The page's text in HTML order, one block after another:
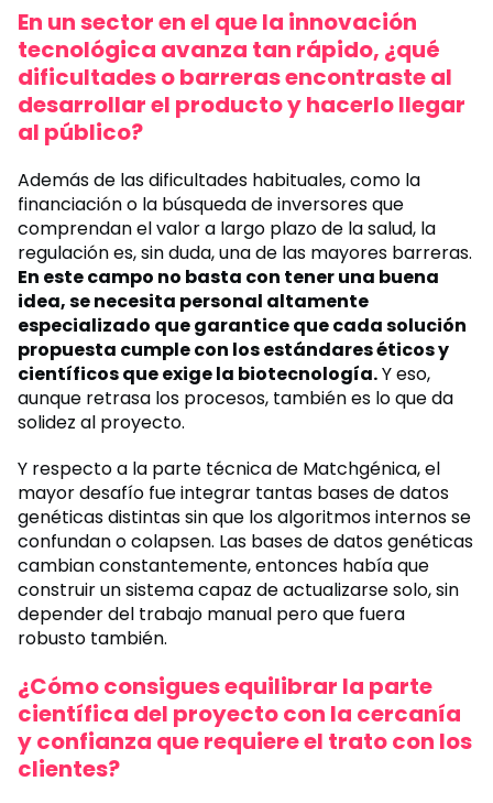
En un sector en el que la innovación
tecnológica avanza tan rápido, ¿qué
dificultades o barreras encontraste al
desarrollar el producto y hacerlo llegar
al público?
Además de las dificultades habituales, como la
financiación o la búsqueda de inversores que
comprendan el valor a largo plazo de la salud, la
regulación es, sin duda, una de las mayores barreras.
En este campo no basta con tener una buena
idea, se necesita personal altamente
especializado que garantice que cada solución
propuesta cumple con los estándares éticos y
científicos que exige la biotecnología.Y eso,
aunque retrasa los procesos, también es lo que da
solidez al proyecto.
Y respecto a la parte técnica de Matchgénica, el
mayor desafío fue integrar tantas bases de datos
genéticas distintas sin que los algoritmos internos se
confundan o colapsen. Las bases de datos genéticas
cambian constantemente, entonces había que
construir un sistema capaz de actualizarse solo, sin
depender del trabajo manual pero que fuera
robusto también.
¿Cómo consigues equilibrar la parte
científica del proyecto con la cercanía
y confianza que requiere el trato con los
clientes?